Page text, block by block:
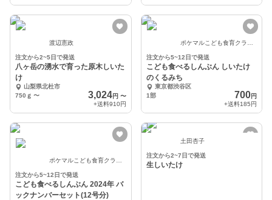
渡辺憲政
注文から2~5日で発送
八ヶ岳の湧水で育った原木しいた
け
山梨県北杜市
750ｇ 〜 3,024円 〜
+送料910円
注文から5~12日で発送
こども食べるしんぶん しいたけ
のくるみち
東京都渋谷区
1部
700円
+送料185円
注文から5~12日で発送
こども食べるしんぶん 2024年 バ
ックナンバーセット(12号分)
土田杏子
注文から2~7日で発送
生しいたけ